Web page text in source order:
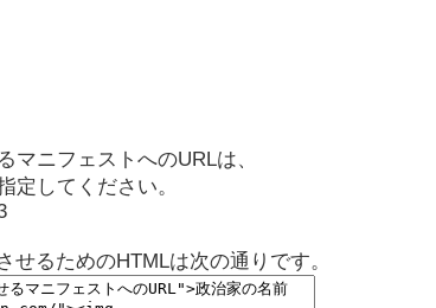
マニフェストへのURLは、
定してください。
るためのHTMLは次の通りです。